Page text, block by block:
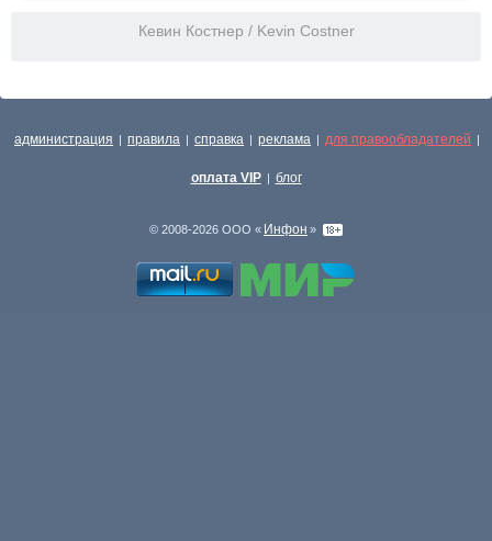
Кевин Костнер / Kevin Costner
администрация | правила | справка | реклама | для правообладателей |
оплата VIP | блог
© 2008-2026 ООО « Инфон »